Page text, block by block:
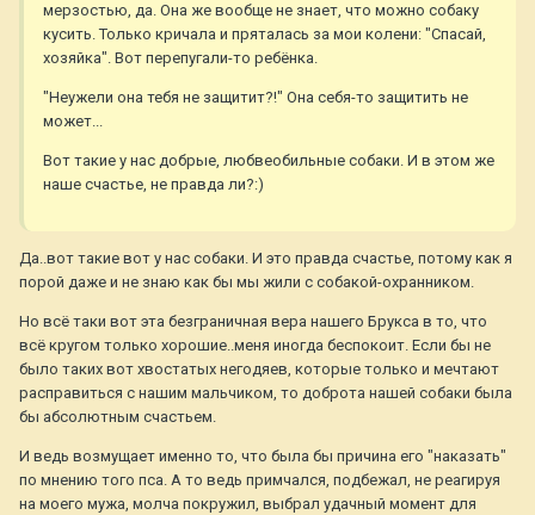
мерзостью, да. Она же вообще не знает, что можно собаку
кусить. Только кричала и пряталась за мои колени: "Спасай,
хозяйка". Вот перепугали-то ребёнка.
"Неужели она тебя не защитит?!" Она себя-то защитить не
может...
Вот такие у нас добрые, любвеобильные собаки. И в этом же
наше счастье, не правда ли?:)
Да..вот такие вот у нас собаки. И это правда счастье, потому как я
порой даже и не знаю как бы мы жили с собакой-охранником.
Но всё таки вот эта безграничная вера нашего Брукса в то, что
всё кругом только хорошие..меня иногда беспокоит. Если бы не
было таких вот хвостатых негодяев, которые только и мечтают
расправиться с нашим мальчиком, то доброта нашей собаки была
бы абсолютным счастьем.
И ведь возмущает именно то, что была бы причина его "наказать"
по мнению того пса. А то ведь примчался, подбежал, не реагируя
на моего мужа, молча покружил, выбрал удачный момент для